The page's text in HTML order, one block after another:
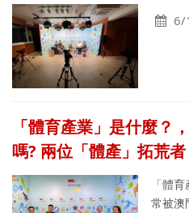
6/
「體育產業」是什麼？
嗎? 兩位「體產」拓荒
「體
常被澳